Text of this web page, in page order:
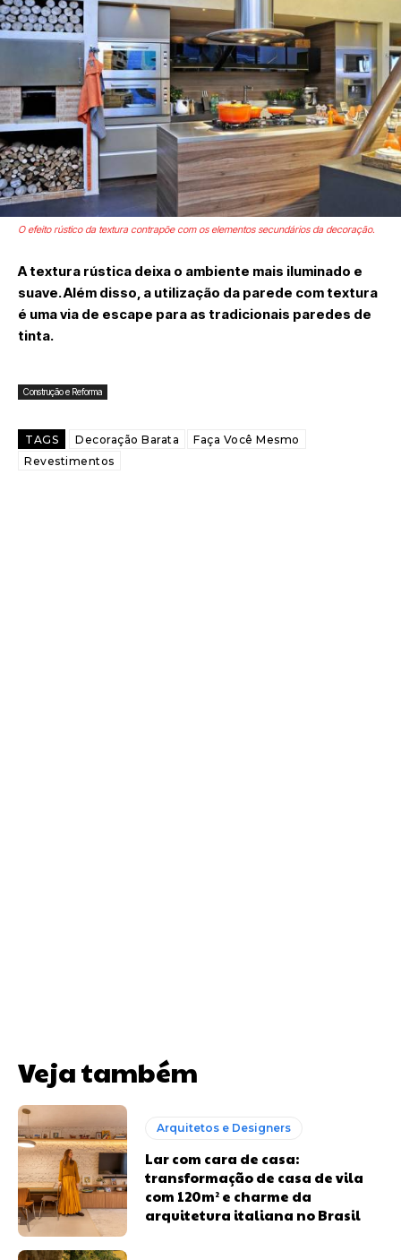
O efeito rústico da textura contrapõe com os elementos secundários da decoração.
A textura rústica deixa o ambiente mais iluminado e
suave. Além disso, a utilização da parede com textura
é uma via de escape para as tradicionais paredes de
tinta.
Construção e Reforma
TAGS Decoração Barata
Faça Você Mesmo
Revestimentos
Veja também
Arquitetos e Designers
Lar com cara de casa:
transformação de casa de vila
com 120m² e charme da
arquitetura italiana no Brasil